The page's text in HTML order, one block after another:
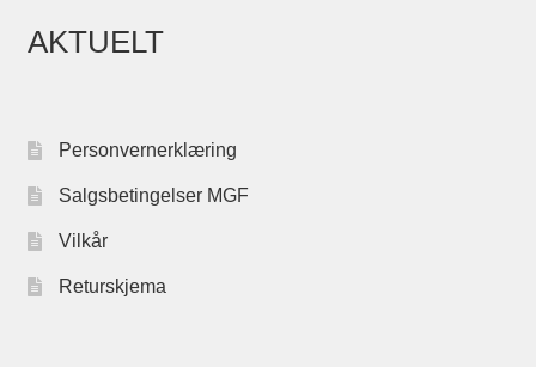
AKTUELT
Personvernerklæring
Salgsbetingelser MGF
Vilkår
Returskjema